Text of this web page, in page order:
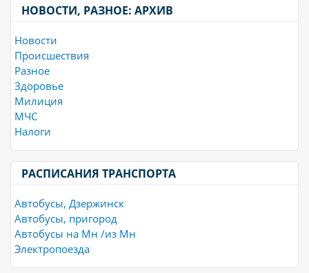
НОВОСТИ, РАЗНОЕ: АРХИВ
Новости
Происшествия
Разное
Здоровье
Милиция
МЧС
Налоги
РАСПИСАНИЯ ТРАНСПОРТА
Автобусы, Дзержинск
Автобусы, пригород
Автобусы на Мн /из Мн
Электропоезда